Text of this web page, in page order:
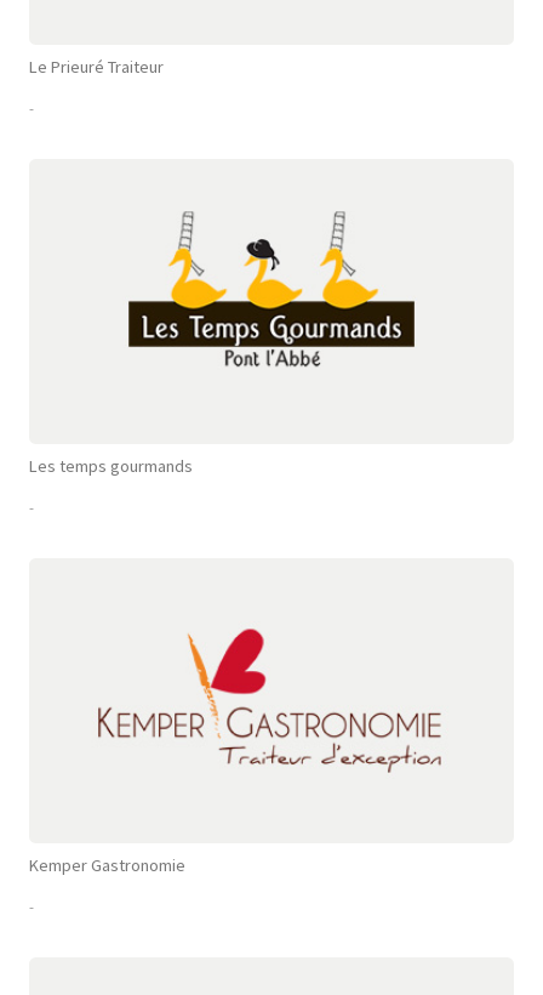
Le Prieuré Traiteur
-
Les temps gourmands
-
Kemper Gastronomie
-